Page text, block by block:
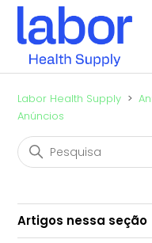
Labor Health Supply
Anúncios
Artigos nessa seção